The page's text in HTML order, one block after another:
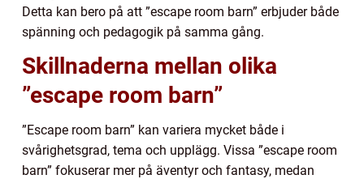
Detta kan bero på att ”escape room barn” erbjuder både
spänning och pedagogik på samma gång.
Skillnaderna mellan olika
”escape room barn”
”Escape room barn” kan variera mycket både i
svårighetsgrad, tema och upplägg. Vissa ”escape room
barn” fokuserar mer på äventyr och fantasy, medan